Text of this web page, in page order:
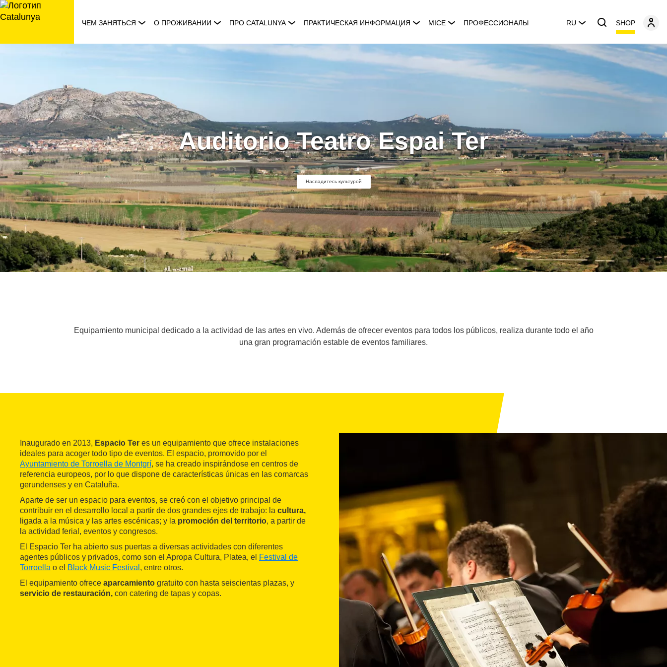
перейти
к
ЧЕМ ЗАНЯТЬСЯ О ПРОЖИВАНИИ ПРО CATALUNYA ПРАКТИЧЕСКАЯ ИНФОРМАЦИЯ MICE ПРОФЕССИОНАЛЫ RU SHOP
Auditorio Teatro Espai Ter
Насладитесь культурой
Equipamiento municipal dedicado a la actividad de las artes en vivo. Además de ofrecer eventos para todos los públicos, realiza durante todo el año
una gran programación estable de eventos familiares.
Inaugurado en 2013, Espacio Ter es un equipamiento que ofrece instalaciones
ideales para acoger todo tipo de eventos. El espacio, promovido por el
Ayuntamiento de Torroella de Montgrí, se ha creado inspirándose en centros de
referencia europeos, por lo que dispone de características únicas en las comarcas
gerundenses y en Cataluña.
Aparte de ser un espacio para eventos, se creó con el objetivo principal de
contribuir en el desarrollo local a partir de dos grandes ejes de trabajo: la cultura,
ligada a la música y las artes escénicas; y la promoción del territorio, a partir de
la actividad ferial, eventos y congresos.
El Espacio Ter ha abierto sus puertas a diversas actividades con diferentes
agentes públicos y privados, como son el Apropa Cultura, Platea, el Festival de
Torroella o el Black Music Festival , entre otros.
El equipamiento ofrece aparcamiento gratuito con hasta seiscientas plazas, y
servicio de restauración, con catering de tapas y copas.